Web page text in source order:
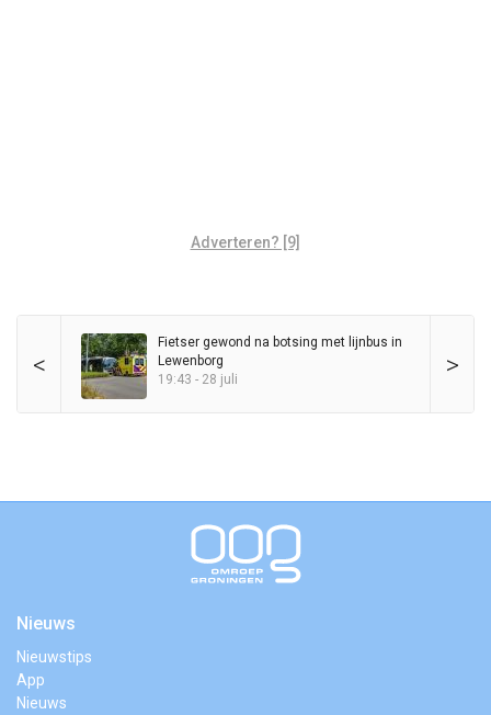
Adverteren? [9]
< >
Fietser gewond na botsing met lijnbus in
Lewenborg
19:43 - 28 juli
Nieuws
Nieuwstips
App
Nieuws